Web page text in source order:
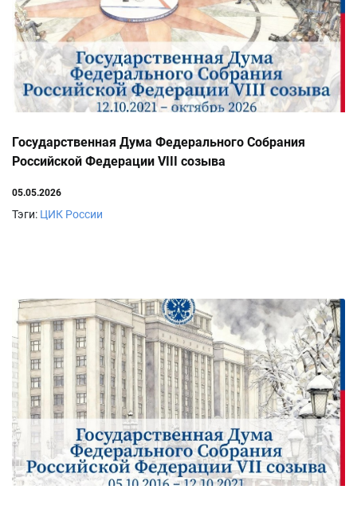
Государственная Дума Федерального Собрания
Российской Федерации VIII созыва
05.05.2026
Тэги: ЦИК России